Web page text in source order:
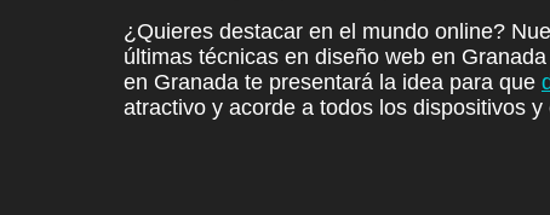
¿Quieres destacar en el mundo online?
últimas técnicas en diseño web en
en Granada te presentará la idea para que
atractivo y acorde a todos los dispositivos y